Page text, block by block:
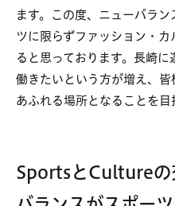
ます。この度、ニューバラ
ツに限らずファッション・
ると思っております。長崎に
働きたいという方が増え、皆
あふれる場所となることを目
Sports とCultureの